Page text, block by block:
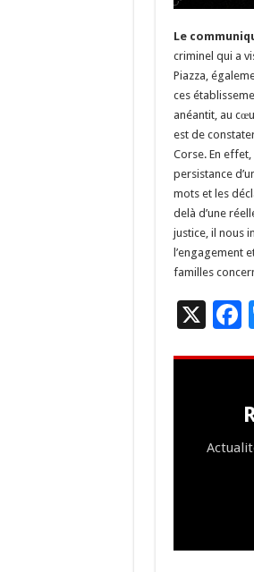
Le
criminel qui a
Piazza,
ces
anéantit, au
est de
Corse. En
persistance
mots et les
delà d’une
justice, il nous
l’engagement
familles
X
b